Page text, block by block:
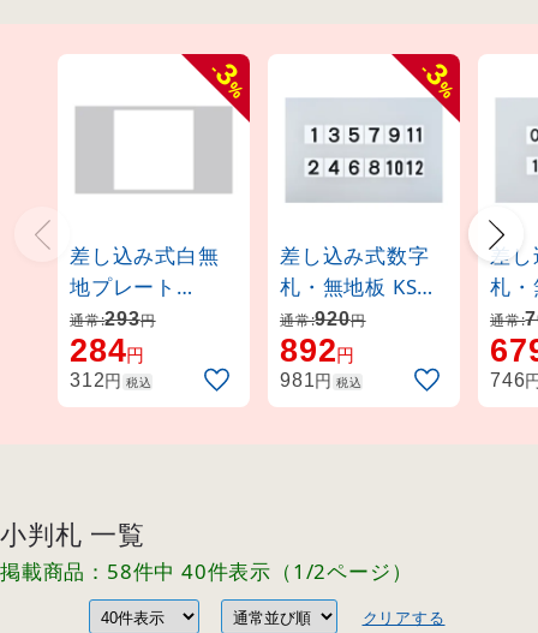
-
3
%
差し込み式白無
地プレート
50mm角用 6枚1
組 (228045)
通常:293円
284円
312円 税込
-
3
%
差し込み式数字
札・無地板 KSシ
リーズ用
150mm角 1〜12
6枚1組 (228011)
通常:920円
892円
981円 税込
差
札・
リ
5枚
通常:
746
小判札 一覧
掲載商品：58件中 40件表示（1/2ページ）
クリアする